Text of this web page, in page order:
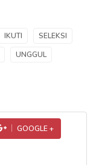
IKUTI
SELEKSI
UNGGUL
GOOGLE +